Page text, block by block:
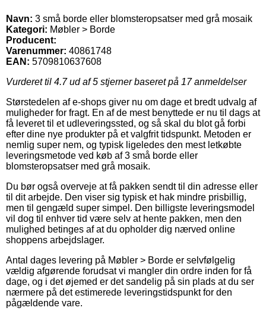
Navn: 3 små borde eller blomsteropsatser med grå mosaik
Kategori: Møbler > Borde
Producent:
Varenummer: 40861748
EAN: 5709810637608
Vurderet til 4.7ud af 5 stjerner baseret på 17anmeldelser
Størstedelen af e-shops giver nu om dage et bredt udvalg af
muligheder for fragt. En af de mest benyttede er nu til dags at
få leveret til et udleveringssted, og så skal du blot gå forbi
efter dine nye produkter på et valgfrit tidspunkt. Metoden er
nemlig super nem, og typisk ligeledes den mest letkøbte
leveringsmetode ved køb af 3 små borde eller
blomsteropsatser med grå mosaik.
Du bør også overveje at få pakken sendt til din adresse eller
til dit arbejde. Den viser sig typisk et hak mindre prisbillig,
men til gengæld super simpel. Den billigste leveringsmodel
vil dog til enhver tid være selv at hente pakken, men den
mulighed betinges af at du opholder dig nærved online
shoppens arbejdslager.
Antal dages levering på Møbler > Borde er selvfølgelig
vældig afgørende forudsat vi mangler din ordre inden for få
dage, og i det øjemed er det sandelig på sin plads at du ser
nærmere på det estimerede leveringstidspunkt for den
pågældende vare.